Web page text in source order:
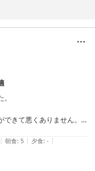
す。またコメントをお寄
も魅力ある朝食の提供に努
フ一同心よりお待ち申し上
きて悪くありません。
た。
す。
| 朝食: 5 | 夕食: - |